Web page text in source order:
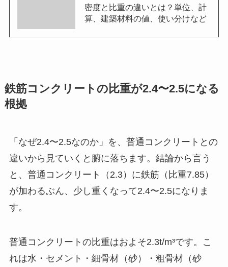
密度と比重の違いとは？単位、計
算、建築材料の値、使い分けなど
鉄筋コンクリートの比重が2.4〜2.5になる
根拠
「なぜ2.4〜2.5なのか」を、普通コンクリートとの
違いから見ていくと腑に落ちます。結論から言う
と、普通コンクリート（2.3）に鉄筋（比重7.85）
が加わるぶん、少し重くなって2.4〜2.5になりま
す。
普通コンクリートの比重はおよそ2.3t/m³です。こ
れは水・セメント・細骨材（砂）・粗骨材（砂